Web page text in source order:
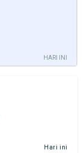
HARI INI
Hari ini